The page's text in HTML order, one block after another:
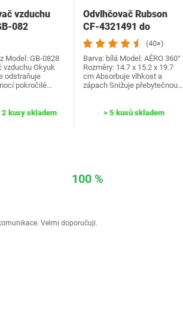
vzduchu
082
Model: ‎GB-0828
vzduchu Okyuk
odstraňuje
pokročilé…
2 kusy skladem
Odvlhčovač Rubson
CF-4321491 do
koupelny
(40×)
Barva: bílá Model: AÉRO 360°
Rozměry: 14.7 x 15.2 x 19.7
cm Absorbuje vlhkost a
zápach Snižuje přebytečnou…
> 5 kusů skladem
100 %
Velmi doporučuji.